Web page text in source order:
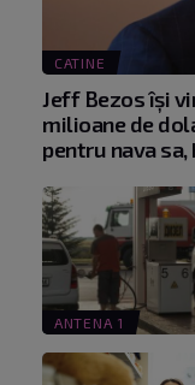
CATINE
Jeff Bezos își
milioane de
pentru nava sa,
ANTENA 1